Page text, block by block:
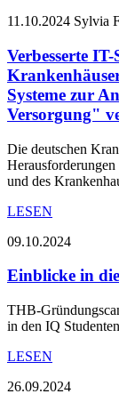
11.10.2024 Sylvia
Verbesserte
Systeme zur
Versorgung"
Die deutschen
und des
LESEN
09.10.2024
Einblicke in
THB-
in den IQ
LESEN
26.09.2024